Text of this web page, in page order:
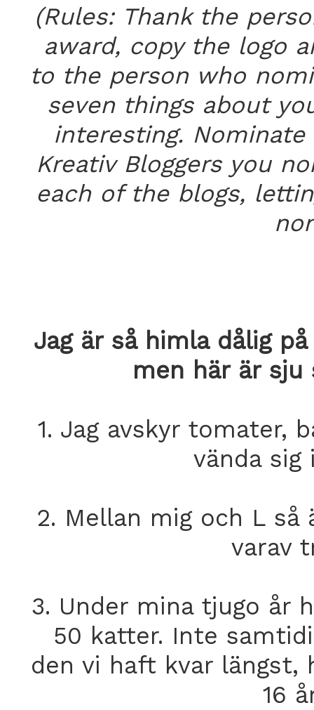
(Rules: Thank the
award, copy the logo
to the person who
seven things about
interesting.
Kreativ Bloggers you
each of the blogs,
Jag är så himla dålig
men här är
1. Jag avskyr tomater,
vända sig
2. Mellan mig och L så
varav
3. Under mina tjugo år
50 katter. Inte
den vi haft kvar längst,
16